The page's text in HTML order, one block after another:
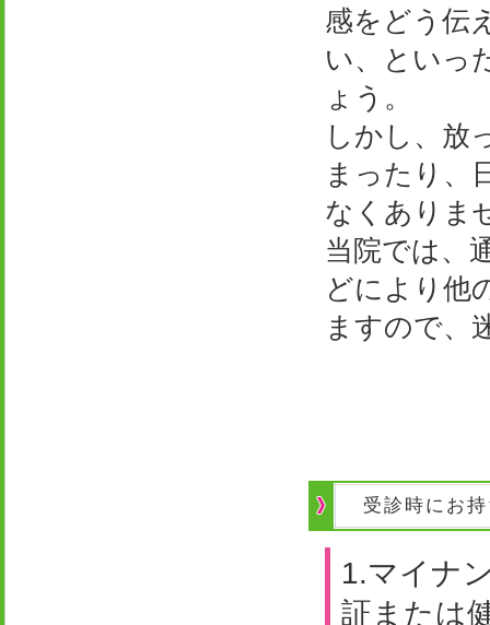
感をどう伝
い、といっ
ょう。
しかし、放
まったり、
なくありま
当院では、
どにより他
ますので、
受診時にお
1.マイナ
証または